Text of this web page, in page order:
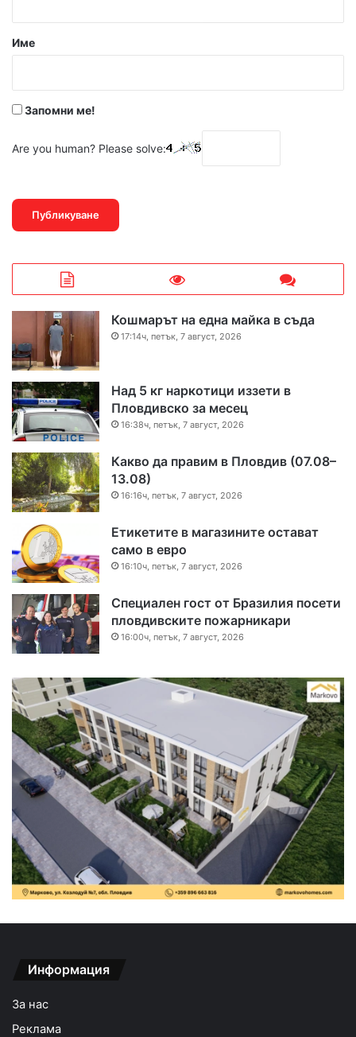
р
Име
Запомни ме!
Are you human? Please solve:
Кошмарът на една майка в съда
17:14ч, петък, 7 август, 2026
Над 5 кг наркотици иззети в
Пловдивско за месец
16:38ч, петък, 7 август, 2026
Какво да правим в Пловдив (07.08–
13.08)
16:16ч, петък, 7 август, 2026
Етикетите в магазините остават
само в евро
16:10ч, петък, 7 август, 2026
Специален гост от Бразилия посети
пловдивските пожарникари
16:00ч, петък, 7 август, 2026
Информация
За нас
Реклама